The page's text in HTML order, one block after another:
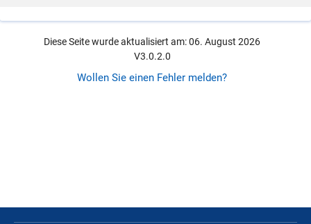
Diese Seite wurde aktualisiert am: 06. August 2026
V3.0.2.0
Wollen Sie einen Fehler melden?